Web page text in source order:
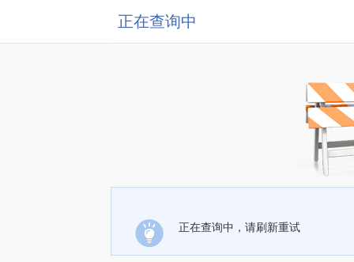
正在查询中
正在查询中，请刷新重试